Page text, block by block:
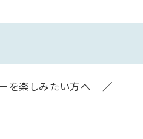
を楽しみたい方へ ／